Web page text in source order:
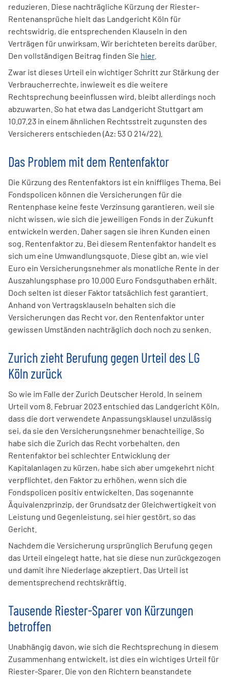
reduzieren. Diese nachträgliche Kürzung der Riester-
Rentenansprüche hielt das Landgericht Köln für
rechtswidrig, die entsprechenden Klauseln in den
Verträgen für unwirksam. Wir berichteten bereits darüber.
Den vollständigen Beitrag finden Sie hier.
Zwar ist dieses Urteil ein wichtiger Schritt zur Stärkung der
Verbraucherrechte, inwieweit es die weitere
Rechtsprechung beeinflussen wird, bleibt allerdings noch
abzuwarten. So hat etwa das Landgericht Stuttgart am
10.07.23 in einem ähnlichen Rechtsstreit zugunsten des
Versicherers entschieden (Az: 53 O 214/22).
Das Problem mit dem Rentenfaktor
Die Kürzung des Rentenfaktors ist ein kniffliges Thema. Bei
Fondspolicen können die Versicherungen für die
Rentenphase keine feste Verzinsung garantieren, weil sie
nicht wissen, wie sich die jeweiligen Fonds in der Zukunft
entwickeln werden. Daher sagen sie ihren Kunden einen
sog. Rentenfaktor zu. Bei diesem Rentenfaktor handelt es
sich um eine Umwandlungsquote. Diese gibt an, wie viel
Euro ein Versicherungsnehmer als monatliche Rente in der
Auszahlungsphase pro 10.000 Euro Fondsguthaben erhält.
Doch selten ist dieser Faktor tatsächlich fest garantiert.
Anhand von Vertragsklauseln behalten sich die
Versicherungen das Recht vor, den Rentenfaktor unter
gewissen Umständen nachträglich doch noch zu senken.
Zurich zieht Berufung gegen Urteil des LG
Köln zurück
So wie im Falle der Zurich Deutscher Herold. In seinem
Urteil vom 8. Februar 2023 entschied das Landgericht Köln,
dass die dort verwendete Anpassungsklausel unzulässig
sei, da sie den Versicherungsnehmer benachteilige. So
habe sich die Zurich das Recht vorbehalten, den
Rentenfaktor bei schlechter Entwicklung der
Kapitalanlagen zu kürzen, habe sich aber umgekehrt nicht
verpflichtet, den Faktor zu erhöhen, wenn sich die
Fondspolicen positiv entwickelten. Das sogenannte
Äquivalenzprinzip, der Grundsatz der Gleichwertigkeit von
Leistung und Gegenleistung, sei hier gestört, so das
Gericht.
Nachdem die Versicherung ursprünglich Berufung gegen
das Urteil eingelegt hatte, hat sie diese nun zurückgezogen
und damit ihre Niederlage akzeptiert. Das Urteil ist
dementsprechend rechtskräftig.
Tausende Riester-Sparer von Kürzungen
betroffen
Unabhängig davon, wie sich die Rechtsprechung in diesem
Zusammenhang entwickelt, ist dies ein wichtiges Urteil für
Riester-Sparer. Die von den Richtern beanstandete